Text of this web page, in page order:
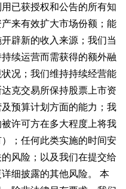
已获授权和公告的所有知
来有效扩大市场份额；能
辟新的收入来源；我们当
续运营而需获得的额外融
况；我们维持持续经营能
克交易所保持股票上市资
预算计划方面的能力；我
许可方在多大程度上将我
；任何此类实施的时间安
风险；以及我们在提交给
细披露的其他风险。 本